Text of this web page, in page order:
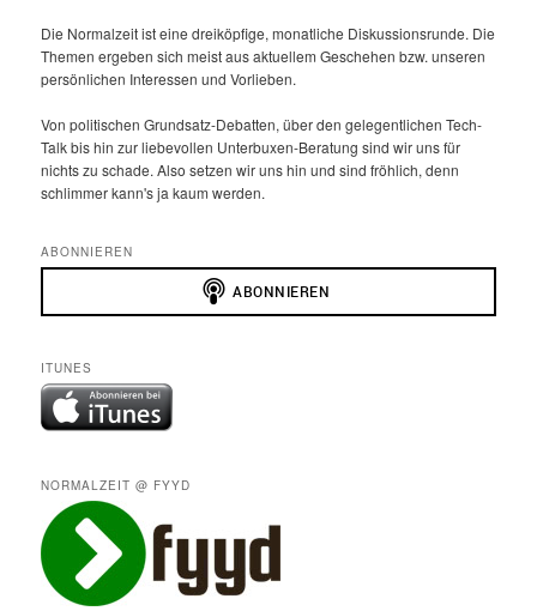
Die Normalzeit ist eine dreiköpfige, monatliche Diskussionsrunde. Die
Themen ergeben sich meist aus aktuellem Geschehen bzw. unseren
persönlichen Interessen und Vorlieben.
Von politischen Grundsatz-Debatten, über den gelegentlichen Tech-
Talk bis hin zur liebevollen Unterbuxen-Beratung sind wir uns für
nichts zu schade. Also setzen wir uns hin und sind fröhlich, denn
schlimmer kann's ja kaum werden.
ABONNIEREN
ITUNES
NORMALZEIT @ FYYD